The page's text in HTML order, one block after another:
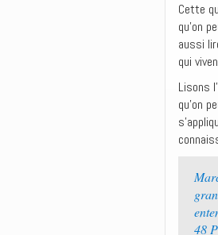
Cette
qu’on
aussi
qui
Lisons
qu’on
48